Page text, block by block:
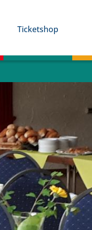
Ticketshop